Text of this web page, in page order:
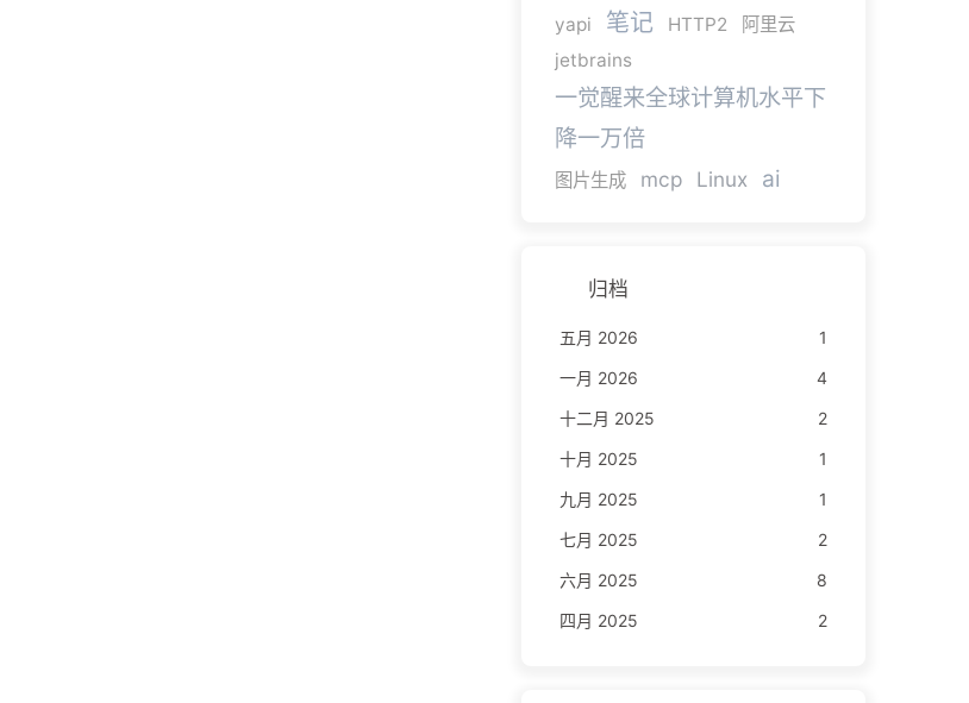
yapi
笔记 HTTP2
阿里云
jetbrains
一觉醒来全球计算机水平下
降一万倍
图片生成 mcp Linux ai
归档
五月 2026
1
一月 2026
4
十二月 2025
2
十月 2025
1
九月 2025
1
七月 2025
2
六月 2025
8
四月 2025
2